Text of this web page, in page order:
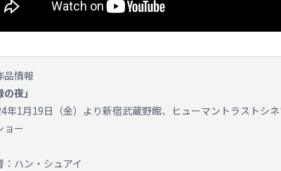
情報
の夜」
年1月19日（金）より新宿武蔵野館、ヒューマントラストシ
ョー
：ハン・シュアイ